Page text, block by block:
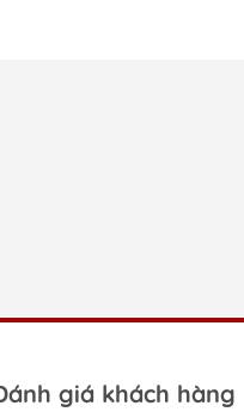
giá khách hàng